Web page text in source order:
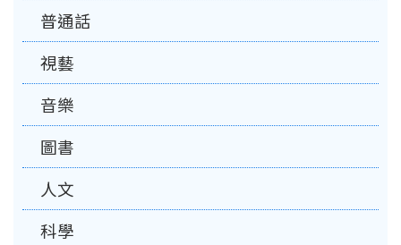
普通話
視藝
音樂
圖書
人文
科學